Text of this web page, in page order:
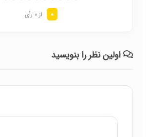
0 از 0 رأی
اولین نظر را بنویسید